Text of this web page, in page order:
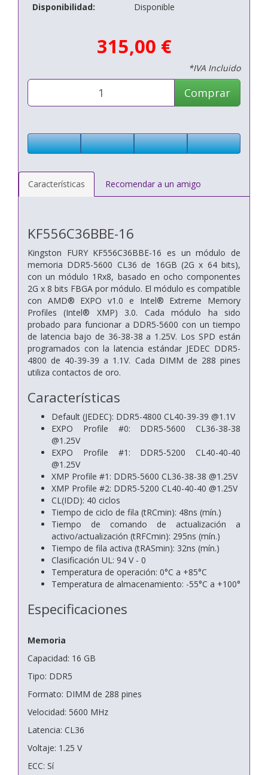
Disponibilidad:
Disponible
315,00 €
*IVA Incluido
Comprar
Características Recomendar a un amigo
KF556C36BBE-16
Kingston FURY KF556C36BBE-16 es un módulo de
memoria DDR5-5600 CL36 de 16GB (2G x 64 bits),
con un módulo 1Rx8, basado en ocho componentes
2G x 8 bits FBGA por módulo. El módulo es compatible
con AMD® EXPO v1.0 e Intel® Extreme Memory
Profiles (Intel® XMP) 3.0. Cada módulo ha sido
probado para funcionar a DDR5-5600 con un tiempo
de latencia bajo de 36-38-38 a 1.25V. Los SPD están
programados con la latencia estándar JEDEC DDR5-
4800 de 40-39-39 a 1.1V. Cada DIMM de 288 pines
utiliza contactos de oro.
Características
Default (JEDEC): DDR5-4800 CL40-39-39 @1.1V
EXPO Profile #0: DDR5-5600 CL36-38-38
@1.25V
EXPO Profile #1: DDR5-5200 CL40-40-40
@1.25V
XMP Profile #1: DDR5-5600 CL36-38-38 @1.25V
XMP Profile #2: DDR5-5200 CL40-40-40 @1.25V
CL(IDD): 40 ciclos
Tiempo de ciclo de fila (tRCmin): 48ns (mín.)
Tiempo de comando de actualización a
activo/actualización (tRFCmin): 295ns (mín.)
Tiempo de fila activa (tRASmin): 32ns (mín.)
Clasificación UL: 94 V - 0
Temperatura de operación: 0°C a +85°C
Temperatura de almacenamiento: -55°C a +100°
Especificaciones
Memoria
Capacidad: 16 GB
Tipo: DDR5
Formato: DIMM de 288 pines
Velocidad: 5600 MHz
Latencia: CL36
Voltaje: 1.25 V
ECC: Sí